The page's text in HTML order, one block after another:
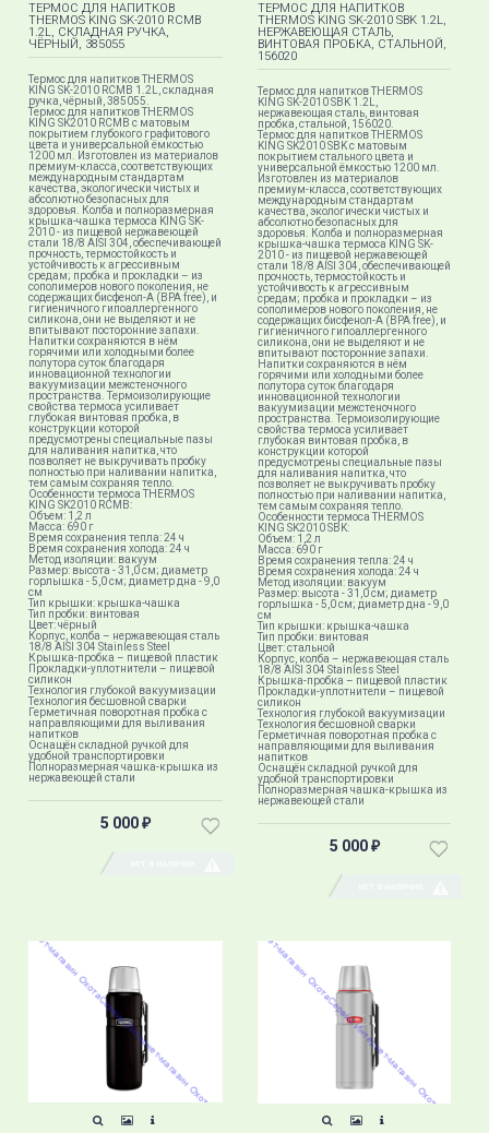
ТЕРМОС ДЛЯ НАПИТКОВ
THERMOS KING SK-2010 RCMB
1.2L, СКЛАДНАЯ РУЧКА,
ЧЁРНЫЙ, 385055
Термос для напитков THERMOS
KING SK-2010 RCMB 1.2L, складная
ручка, чёрный, 385055.
Термос для напитков THERMOS
KING SK2010 RCMB с матовым
покрытием глубокого графитового
цвета и универсальной ёмкостью
1200 мл. Изготовлен из материалов
премиум-класса, соответствующих
международным стандартам
качества, экологически чистых и
абсолютно безопасных для
здоровья. Колба и полноразмерная
крышка-чашка термоса KING SK-
2010 - из пищевой нержавеющей
стали 18/8 AISI 304, обеспечивающей
прочность, термостойкость и
устойчивость к агрессивным
средам; пробка и прокладки – из
сополимеров нового поколения, не
содержащих бисфенол-А (BPA free), и
гигиеничного гипоаллергенного
силикона, они не выделяют и не
впитывают посторонние запахи.
Напитки сохраняются в нём
горячими или холодными более
полутора суток благодаря
инновационной технологии
вакуумизации межстеночного
пространства. Термоизолирующие
свойства термоса усиливает
глубокая винтовая пробка, в
конструкции которой
предусмотрены специальные пазы
для наливания напитка, что
позволяет не выкручивать пробку
полностью при наливании напитка,
тем самым сохраняя тепло.
Особенности термоса THERMOS
KING SK2010 RCMB:
Объем: 1,2 л
Масса: 690 г
Время сохранения тепла: 24 ч
Время сохранения холода: 24 ч
Метод изоляции: вакуум
Размер: высота - 31,0 см; диаметр
горлышка - 5,0 см; диаметр дна - 9,0
см
Тип крышки: крышка-чашка
Тип пробки: винтовая
Цвет: чёрный
Корпус, колба – нержавеющая сталь
18/8 AISI 304 Stainless Steel
Крышка-пробка – пищевой пластик
Прокладки-уплотнители – пищевой
силикон
Технология глубокой вакуумизации
Технология бесшовной сварки
Герметичная поворотная пробка с
направляющими для выливания
напитков
Оснащён складной ручкой для
удобной транспортировки
Полноразмерная чашка-крышка из
нержавеющей стали
5 000 ₽
ТЕРМОС ДЛЯ НАПИТКОВ
THERMOS KING SK-2010 SBK 1.2L,
НЕРЖАВЕЮЩАЯ СТАЛЬ,
ВИНТОВАЯ ПРОБКА, СТАЛЬНОЙ,
156020
Термос для напитков THERMOS
KING SK-2010 SBK 1.2L,
нержавеющая сталь, винтовая
пробка, стальной, 156020.
Термос для напитков THERMOS
KING SK2010 SBK​ с матовым
покрытием стального цвета и
универсальной ёмкостью 1200 мл.
Изготовлен из материалов
премиум-класса, соответствующих
международным стандартам
качества, экологически чистых и
абсолютно безопасных для
здоровья. Колба и полноразмерная
крышка-чашка термоса KING SK-
2010 - из пищевой нержавеющей
стали 18/8 AISI 304, обеспечивающей
прочность, термостойкость и
устойчивость к агрессивным
средам; пробка и прокладки – из
сополимеров нового поколения, не
содержащих бисфенол-А (BPA free), и
гигиеничного гипоаллергенного
силикона, они не выделяют и не
впитывают посторонние запахи.
Напитки сохраняются в нём
горячими или холодными более
полутора суток благодаря
инновационной технологии
вакуумизации межстеночного
пространства. Термоизолирующие
свойства термоса усиливает
глубокая винтовая пробка, в
конструкции которой
предусмотрены специальные пазы
для наливания напитка, что
позволяет не выкручивать пробку
полностью при наливании напитка,
тем самым сохраняя тепло.
Особенности термоса THERMOS
KING SK2010 SBK​:
Объем: 1,2 л
Масса: 690 г
Время сохранения тепла: 24 ч
Время сохранения холода: 24 ч
Метод изоляции: вакуум
Размер: высота - 31,0 см; диаметр
горлышка - 5,0 см; диаметр дна - 9,0
см
Тип крышки: крышка-чашка
Тип пробки: винтовая
Цвет: стальной
Корпус, колба – нержавеющая сталь
18/8 AISI 304 Stainless Steel
Крышка-пробка – пищевой пластик
Прокладки-уплотнители – пищевой
силикон
Технология глубокой вакуумизации
Технология бесшовной сварки
Герметичная поворотная пробка с
направляющими для выливания
напитков
Оснащён складной ручкой для
удобной транспортировки
Полноразмерная чашка-крышка из
нержавеющей стали
5 000 ₽